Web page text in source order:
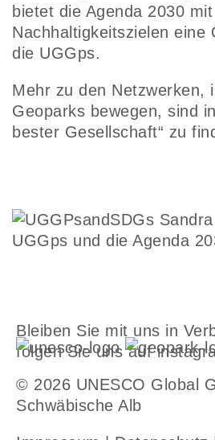
bietet die Agenda 2030
Nachhaltigkeitszielen eine
die UGGps.
Mehr zu den Netzwerken,
Geoparks bewegen, sind
bester Gesellschaft“ zu
UGGps und die Agenda
© 2026 UNESCO Global
Schwäbische Alb
Bleiben Sie mit uns in
folgen Sie uns auf